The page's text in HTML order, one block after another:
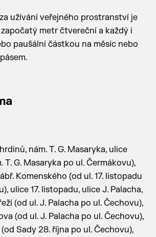
užívání veřejného prostranství je
metr čtvereční a každý i
paušální částkou na měsíc nebo
nám. T. G. Masaryka, ulice
T. G. Masaryka po ul. Čermákovu),
Komenského (od ul. 17. listopadu
ulice 17. listopadu, ulice J. Palacha,
(od ul. J. Palacha po ul. Čechovu),
(od ul. J. Palacha po ul. Čechovu),
Sady 28. října po ul. Čechovu),